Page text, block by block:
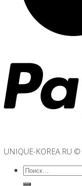
UNIQUE-KOREA.RU ©
Искать: